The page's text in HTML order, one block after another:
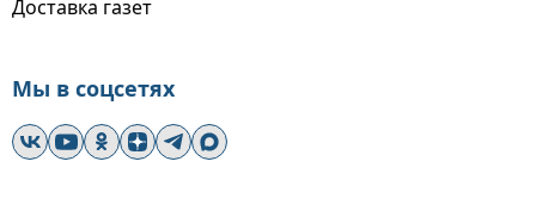
Доставка газет
Мы в соцсетях